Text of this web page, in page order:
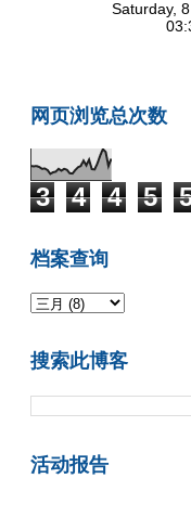
网页浏览总次数
3 4 4 5
档案查询
搜索此博客
活动报告